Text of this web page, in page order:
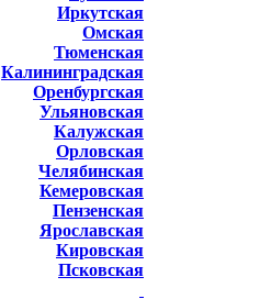
Иркутская
Омская
Тюменская
Калининградская
Оренбургская
Ульяновская
Калужская
Орловская
Челябинская
Кемеровская
Пензенская
Ярославская
Кировская
Псковская